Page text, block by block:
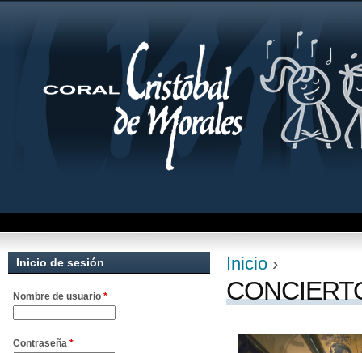
Se encuentra
Inicio ›
Inicio de sesión
Nombre de usuario *
Contraseña *